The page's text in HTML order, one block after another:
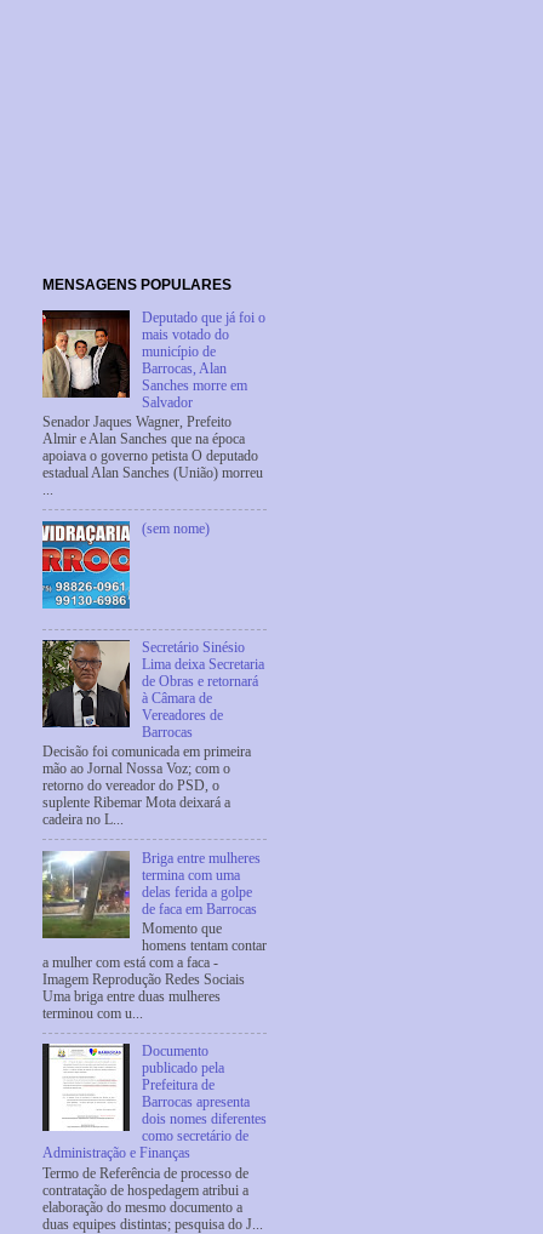
MENSAGENS POPULARES
Deputado que já foi o
mais votado do
município de
Barrocas, Alan
Sanches morre em
Salvador
Senador Jaques Wagner, Prefeito
Almir e Alan Sanches que na época
apoiava o governo petista O deputado
estadual Alan Sanches (União) morreu
...
(sem nome)
Secretário Sinésio
Lima deixa Secretaria
de Obras e retornará
à Câmara de
Vereadores de
Barrocas
Decisão foi comunicada em primeira
mão ao Jornal Nossa Voz; com o
retorno do vereador do PSD, o
suplente Ribemar Mota deixará a
cadeira no L...
Briga entre mulheres
termina com uma
delas ferida a golpe
de faca em Barrocas
Momento que
homens tentam contar
a mulher com está com a faca -
Imagem Reprodução Redes Sociais
Uma briga entre duas mulheres
terminou com u...
Documento
publicado pela
Prefeitura de
Barrocas apresenta
dois nomes diferentes
como secretário de
Administração e Finanças
Termo de Referência de processo de
contratação de hospedagem atribui a
elaboração do mesmo documento a
duas equipes distintas; pesquisa do J...